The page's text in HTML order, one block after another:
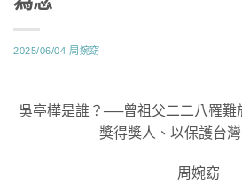
2025/06/04 周婉窈
吳亭樺是誰？──曾祖父二二八罹難
獎得獎人、以保護台
周婉窈